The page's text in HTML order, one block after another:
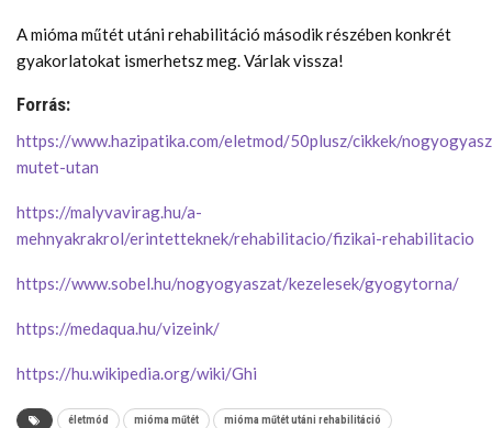
A mióma műtét utáni rehabilitáció második részében konkrét
gyakorlatokat ismerhetsz meg. Várlak vissza!
Forrás:
https://www.hazipatika.com/eletmod/50plusz/cikkek/
mutet-utan
https://malyvavirag.hu/a-
mehnyakrakrol/erintetteknek/rehabilitacio/fizikai-rehabilitacio
https://www.sobel.hu/nogyogyaszat/kezelesek/gyogytorna/
https://medaqua.hu/vizeink/
https://hu.wikipedia.org/wiki/Ghi
életmód mióma műtét mióma műtét utáni rehabilitáció